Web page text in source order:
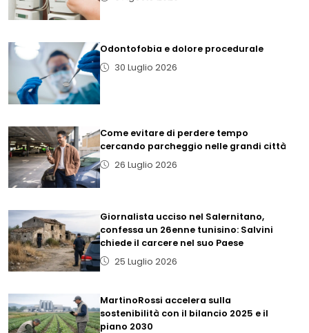
Odontofobia e dolore procedurale
30 Luglio 2026
Come evitare di perdere tempo
cercando parcheggio nelle grandi città
26 Luglio 2026
Giornalista ucciso nel Salernitano,
confessa un 26enne tunisino: Salvini
chiede il carcere nel suo Paese
25 Luglio 2026
MartinoRossi accelera sulla
sostenibilità con il bilancio 2025 e il
piano 2030